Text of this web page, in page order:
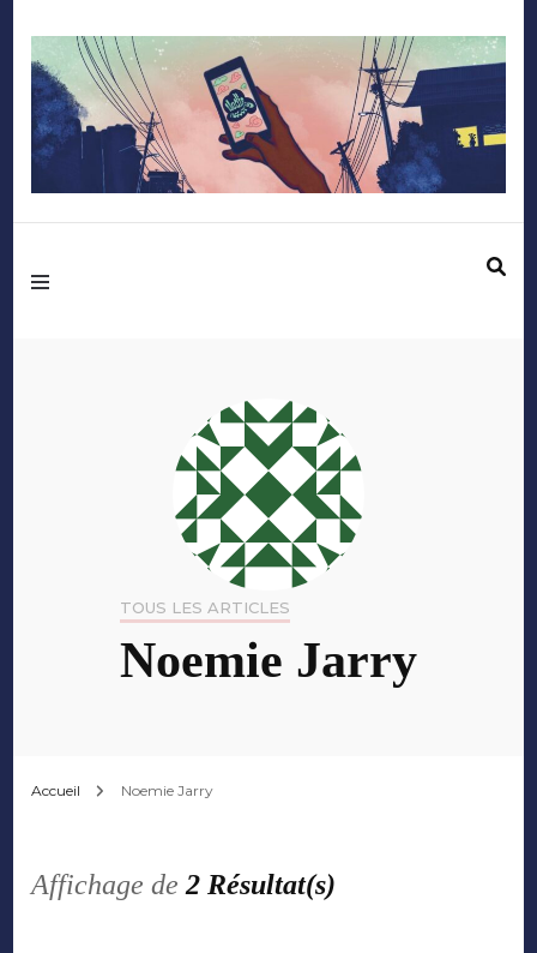
Mediafactory – Le
SciencesCom
TOUS LES ARTICLES
Noemie Jarry
Accueil Noemie Jarry
Affichage de2 Résultat(s)